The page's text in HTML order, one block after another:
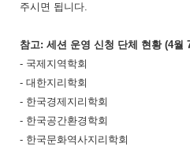
주시면 됩니다.
참고: 세션 운영 신청 단체 현황 (4월
- 국제지역학회
- 대한지리학회
- 한국경제지리학회
- 한국공간환경학회
- 한국문화역사지리학회